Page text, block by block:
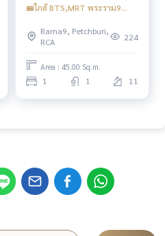
🚝ใกล้ BTS,MRT พระราม9
Rama9, Petchburi,
RCA
224
Area : 45.00 Sq.m.
1 1 11